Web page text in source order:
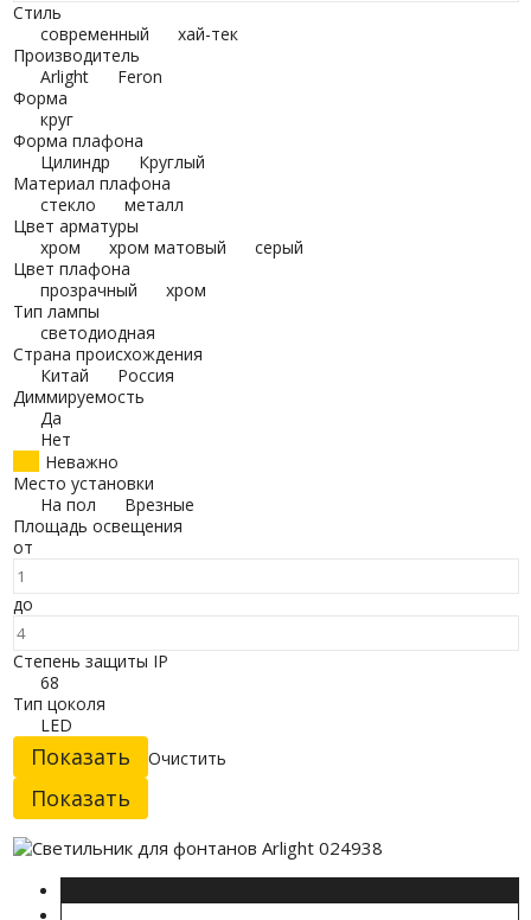
Стиль
современный
хай-тек
Производитель
Arlight
Feron
Форма
круг
Форма плафона
Цилиндр
Круглый
Материал плафона
стекло
металл
Цвет арматуры
хром
хром матовый
серый
Цвет плафона
прозрачный
хром
Тип лампы
светодиодная
Страна происхождения
Китай
Россия
Диммируемость
Да
Нет
Неважно
Место установки
На пол
Врезные
Площадь освещения
от
до
Степень защиты IP
68
Тип цоколя
LED
Очистить